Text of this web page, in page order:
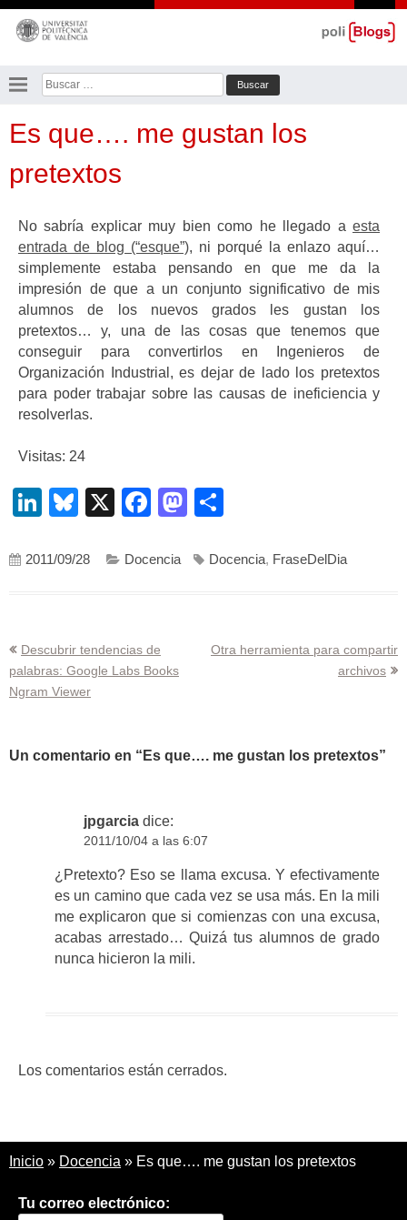
Saltar
contenido
Buscar:
Es que…. me gustan los
pretextos
No sabría explicar muy bien como he llegado a esta
entrada de blog (“esque”), ni porqué la enlazo aquí…
simplemente estaba pensando en que me da la
impresión de que a un conjunto significativo de mis
alumnos de los nuevos grados les gustan los
pretextos… y, una de las cosas que tenemos que
conseguir para convertirlos en Ingenieros de
Organización Industrial, es dejar de lado los pretextos
para poder trabajar sobre las causas de ineficiencia y
resolverlas.
Visitas: 24
LinkedIn
Bluesky
X Facebook
Mastodon
2011/09/28 Docencia Docencia, FraseDelDia
Navegación
de
Descubrir tendencias de
palabras: Google Labs Books
Ngram Viewer
Otra herramienta para compartir
archivos
Un comentario en “ Es que…. me gustan los pretextos”
jpgarcia dice:
2011/10/04 a las 6:07
¿Pretexto? Eso se llama excusa. Y efectivamente
es un camino que cada vez se usa más. En la mili
me explicaron que si comienzas con una excusa,
acabas arrestado… Quizá tus alumnos de grado
nunca hicieron la mili.
Los comentarios están cerrados.
Inicio » Docencia » Es que…. me gustan los pretextos
Tu correo electrónico: